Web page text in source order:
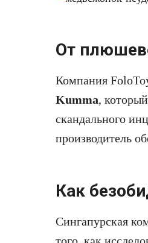
От
Компания
Kumma,
скандального
производитель
Как
Сингапурская